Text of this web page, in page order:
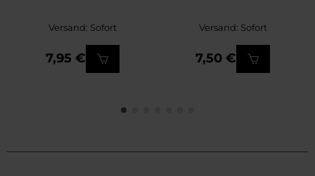
Versand: Sofort
7,95 €
Versand: Sofort
7,50 €